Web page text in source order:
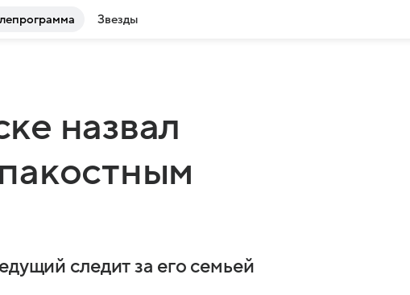
Звезды
назвал
следит за его семьей